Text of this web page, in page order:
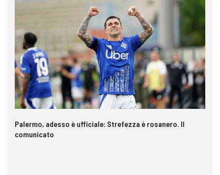
Palermo, adesso è ufficiale: Strefezza è rosanero. Il
comunicato